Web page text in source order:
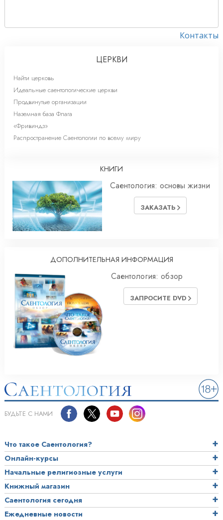
Контакты
ЦЕРКВИ
Найти церковь
Идеальные саентологические церкви
Продвинутые организации
Наземная база Флага
«Фривиндз»
Распространение Саентологии по всему миру
КНИГИ
Саентология: основы жизни
ЗАКАЗАТЬ
ДОПОЛНИТЕЛЬНАЯ ИНФОРМАЦИЯ
Саентология: обзор
ЗАПРОСИТЕ DVD
БУДЬТЕ С НАМИ
Что такое Саентология?
Онлайн-курсы
Начальные религиозные услуги
Книжный магазин
Саентология сегодня
Ежедневные новости